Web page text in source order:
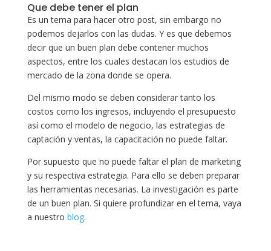
Que debe tener el plan
Es un tema para hacer otro post, sin embargo no
podemos dejarlos con las dudas. Y es que debemos
decir que un buen plan debe contener muchos
aspectos, entre los cuales destacan los estudios de
mercado de la zona donde se opera.
Del mismo modo se deben considerar tanto los
costos como los ingresos, incluyendo el presupuesto
así como el modelo de negocio, las estrategias de
captación y ventas, la capacitación no puede faltar.
Por supuesto que no puede faltar el plan de marketing
y su respectiva estrategia. Para ello se deben preparar
las herramientas necesarias. La investigación es parte
de un buen plan. Si quiere profundizar en el tema, vaya
a nuestro blog.